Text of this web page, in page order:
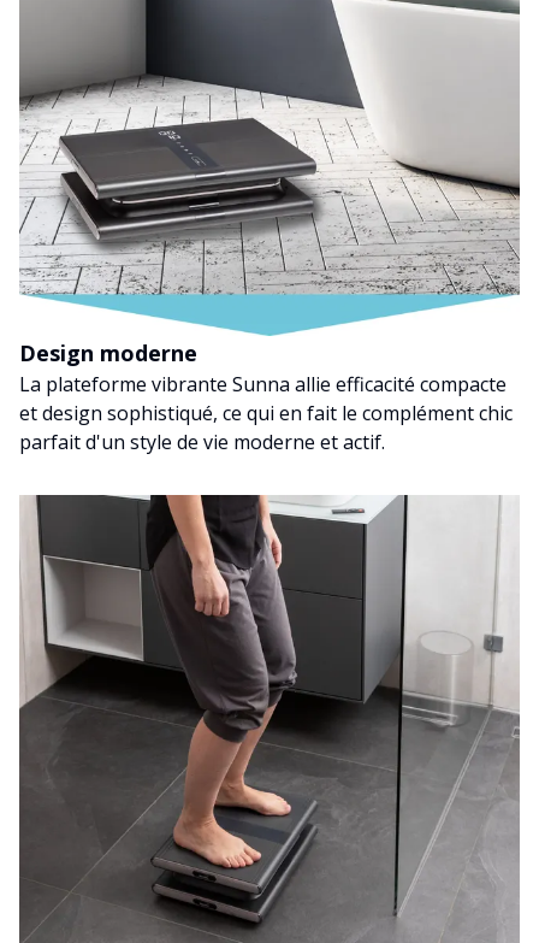
Design moderne
La plateforme vibrante Sunna allie efficacité compacte
et design sophistiqué, ce qui en fait le complément chic
parfait d'un style de vie moderne et actif.